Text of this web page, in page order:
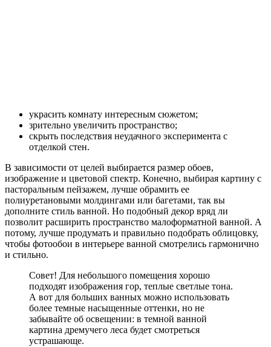
украсить комнату интересным сюжетом;
зрительно увеличить пространство;
скрыть последствия неудачного эксперимента с
отделкой стен.
В зависимости от целей выбирается размер обоев,
изображение и цветовой спектр. Конечно, выбирая картину с
пасторальным пейзажем, лучше обрамить ее
полиуретановыми молдингами или багетами, так вы
дополните стиль ванной. Но подобный декор вряд ли
позволит расширить пространство малоформатной ванной. А
потому, лучше продумать и правильно подобрать облицовку,
чтобы фотообои в интерьере ванной смотрелись гармонично
и стильно.
Совет! Для небольшого помещения хорошо
подходят изображения гор, теплые светлые тона.
А вот для больших ванных можно использовать
более темные насыщенные оттенки, но не
забывайте об освещении: в темной ванной
картина дремучего леса будет смотреться
устрашающе.